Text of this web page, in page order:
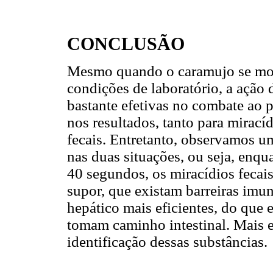
CONCLUSÃO
Mesmo quando o caramujo se
condições de laboratório, a ação
bastante efetivas no combate
nos resultados, tanto para
fecais. Entretanto, observamos
nas duas situações, ou seja,
40 segundos, os miracídios
supor, que existam barreiras
hepático mais eficientes, do que
tomam caminho intestinal. Mais
identificação dessas substâncias.